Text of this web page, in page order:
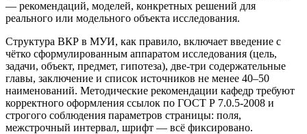
— рекомендаций, моделей, конкретных решений для
реального или модельного объекта исследования.
Структура ВКР в МУИ, как правило, включает введение с
чётко сформулированным аппаратом исследования (цель,
задачи, объект, предмет, гипотеза), две-три содержательные
главы, заключение и список источников не менее 40–50
наименований. Методические рекомендации кафедр требуют
корректного оформления ссылок по ГОСТ Р 7.0.5-2008 и
строгого соблюдения параметров страницы: поля,
межстрочный интервал, шрифт — всё фиксировано.